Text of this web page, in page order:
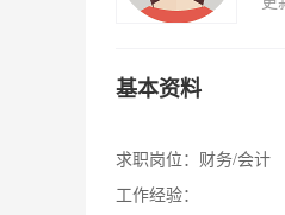
基本资料
求职岗位： 财务/会计
工作经验：